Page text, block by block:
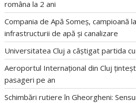
româna la 2 ani
Compania de Apă Someș, campioană
infrastructurii de apă și canalizare
Universitatea Cluj a câștigat partida
Aeroportul Internațional din Cluj
pasageri pe an
Schimbări rutiere în Gheorgheni: